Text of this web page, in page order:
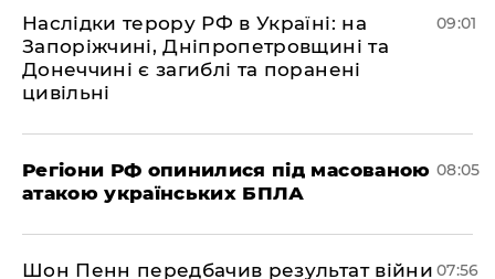
Наслідки терору РФ в Україні: на
Запоріжчині, Дніпропетровщині та
Донеччині є загиблі та поранені
цивільні
09:01
Регіони РФ опинилися під масованою
атакою українських БПЛА
08:05
Шон Пенн передбачив результат війни 07:56